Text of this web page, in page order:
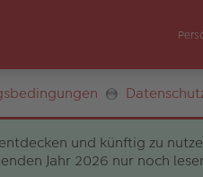
und künftig zu
Jahr 2026 nur noch